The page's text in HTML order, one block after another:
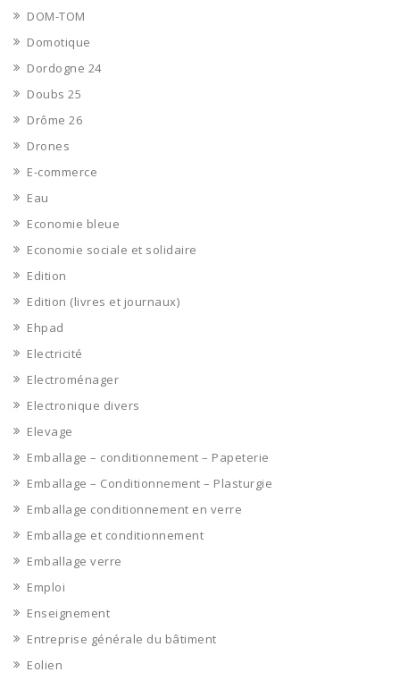
DOM-TOM
Domotique
Dordogne 24
Doubs 25
Drôme 26
Drones
E-commerce
Eau
Economie bleue
Economie sociale et solidaire
Edition
Edition (livres et journaux)
Ehpad
Electricité
Electroménager
Electronique divers
Elevage
Emballage – conditionnement – Papeterie
Emballage – Conditionnement – Plasturgie
Emballage conditionnement en verre
Emballage et conditionnement
Emballage verre
Emploi
Enseignement
Entreprise générale du bâtiment
Eolien